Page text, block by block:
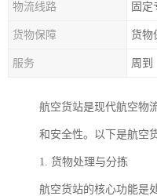
物流线路 固
货物保障 货物
服务 周到
航空货站是现代航空物
和安全性。以下是航空
1. 货物处理与分拣
航空货站的核心功能是